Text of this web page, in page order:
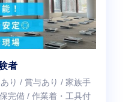
者
り / 賞与あり / 家族手
完備 / 作業着・工具付